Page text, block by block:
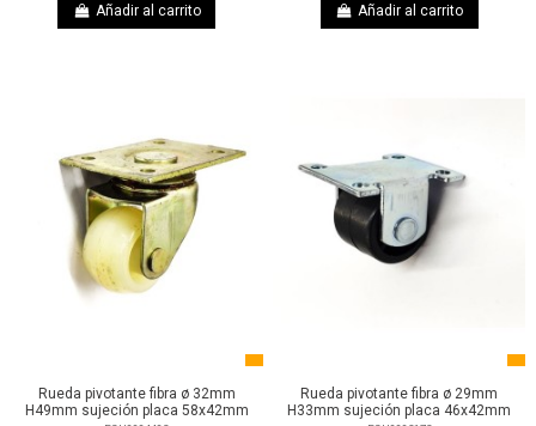
Añadir al carrito Añadir al carrito
Rueda pivotante fibra ø 32mm
H49mm sujeción placa 58x42mm
Rueda pivotante fibra ø 29mm
H33mm sujeción placa 46x42mm